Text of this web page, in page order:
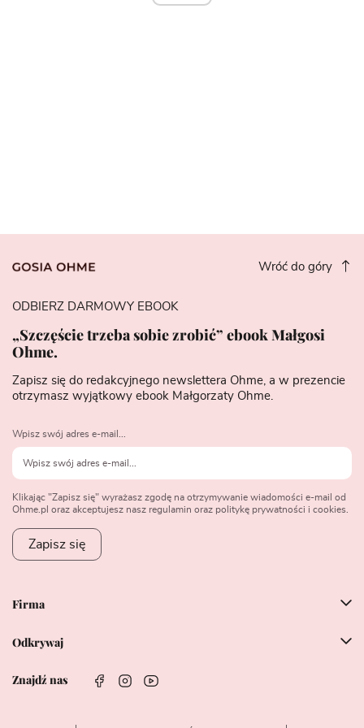
Wróć do góry
Firma
Odkrywaj
Znajdź nas
ODBIERZ DARMOWY EBOOK
„Szczęście trzeba sobie zrobić” ebook Małgosi
Ohme.
Zapisz się do redakcyjnego newslettera Ohme, a w prezencie
otrzymasz wyjątkowy ebook Małgorzaty Ohme.
Wpisz swój adres e-mail...
Klikając "Zapisz się" wyrażasz zgodę na otrzymywanie wiadomości e-mail od
Ohme.pl oraz akceptujesz nasz regulamin oraz politykę prywatności i cookies.
Zapisz się